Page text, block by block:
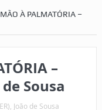
À PALMATÓRIA –
–
Sousa
João de Sousa